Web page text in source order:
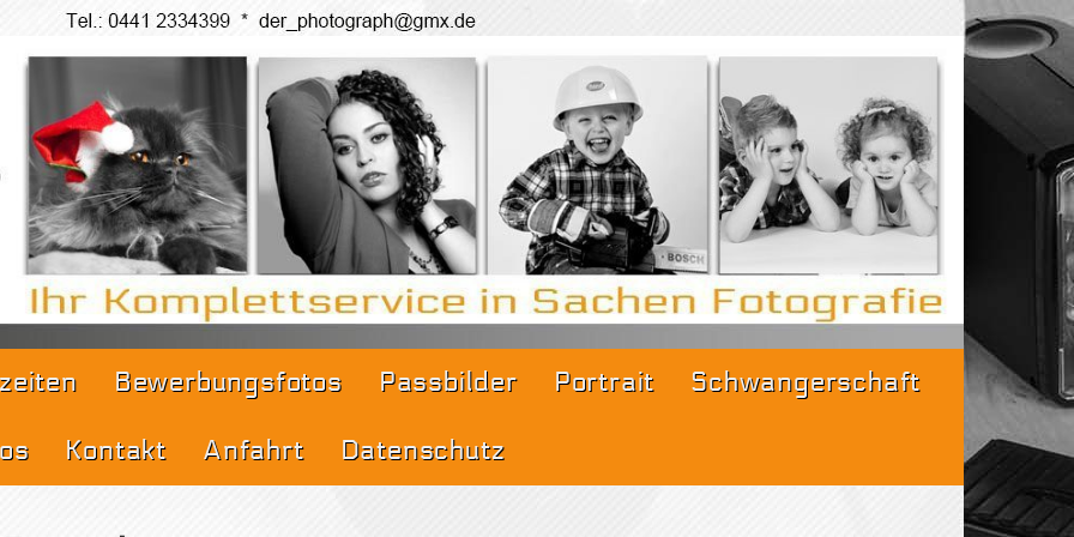
der Profi für
Bewerbungsfotos Passbilder Portrait Schwangerschaft
Kontakt Anfahrt Datenschutz